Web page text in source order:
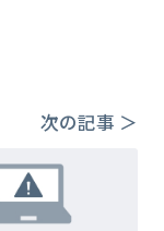
次の記事 ＞